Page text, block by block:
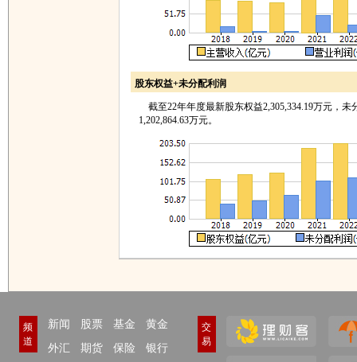
股东权益+未分配利润
截至22年年度最新股东权益2,305,334.19万元，未
1,202,864.63万元。
频
道
新闻 股票 基金
黄金
外汇
期货 保险
银行
交
易